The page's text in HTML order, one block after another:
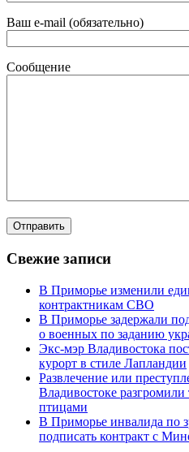
Ваш e-mail (обязательно)
Сообщение
Свежие записи
В Приморье изменили
контрактникам СВО
В Приморье задержали
о военных по заданию
Экс-мэр Владивостока
курорт в стиле Лапландии
Развлечение или
Владивостоке разгромили
птицами
В Приморье инвалида по
подписать контракт с